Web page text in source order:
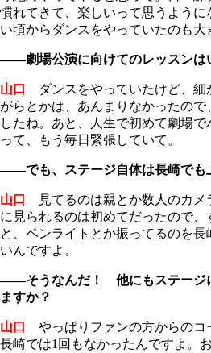
慣れてきて、楽しいって思うように
い頃からダンスをやっていたのも大
――劇場公演に向けてのレッスンは
山口
ダンスをやっていたけど、細
がらとかは、あんまりなかったので
したね。あと、人生で初めて劇場
って、もう毎日緊張していて。
――でも、ステージ自体は長崎でも
山口
見てるのは親とか数人のカメ
に見られるのは初めてだったので
と、ペンライトとか振ってるのを
いんですよ。
――そうなんだ！ 他にもステージ
ますか？
山口
やっぱりファンの方からのコ
長崎では1回もなかったんですよ。